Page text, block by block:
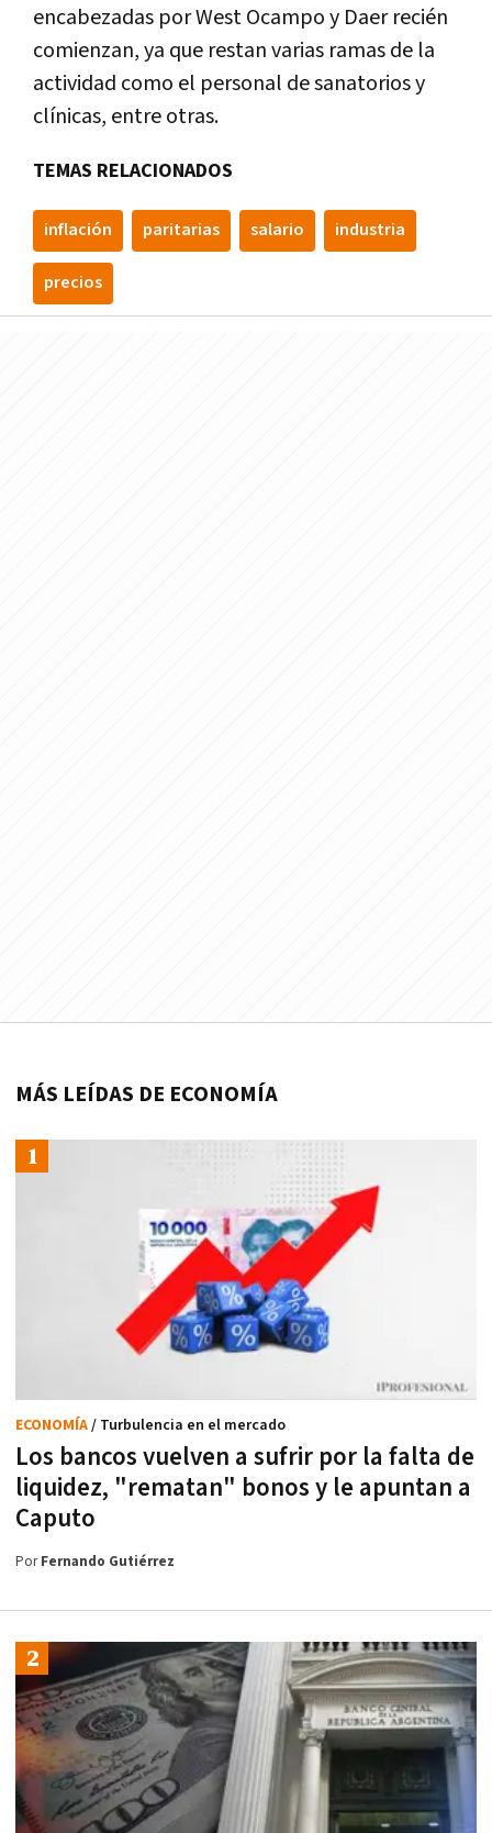
encabezadas por West Ocampo y Daer recién
comienzan, ya que restan varias ramas de la
actividad como el personal de sanatorios y
clínicas, entre otras.
TEMAS RELACIONADOS
inflación paritarias salario industria
precios
MÁS LEÍDAS DE ECONOMÍA
Los bancos vuelven a sufrir por la falta de
liquidez, "rematan" bonos y le apuntan a
Caputo
ECONOMÍA/ Turbulencia en el mercado
PorFernando Gutiérrez